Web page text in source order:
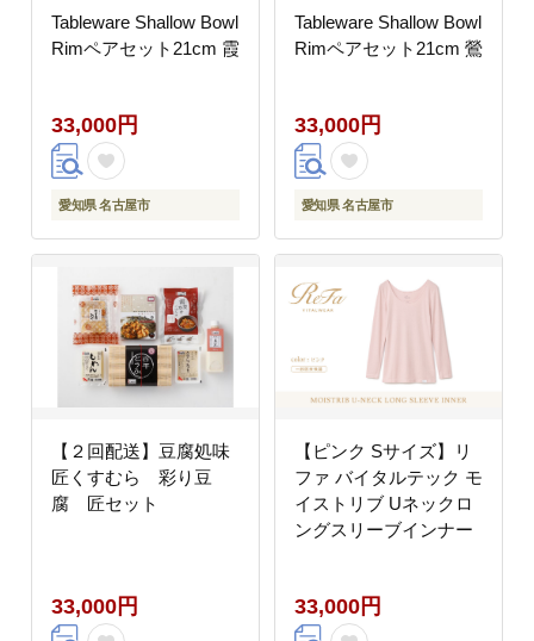
Tableware Shallow Bowl
Rimペアセット21cm 霞
33,000円
愛知県 名古屋市
Tableware Shallow Bowl
Rimペアセット21cm 鶯
33,000円
愛知県 名古屋市
【２回配送】豆腐処味
匠くすむら 彩り豆
腐 匠セット
33,000円
【ピンク Sサイズ】リ
ファ バイタルテック モ
イストリブ Uネックロ
ングスリーブインナー
33,000円